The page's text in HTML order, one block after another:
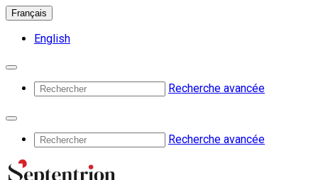
Français
English
Recherche avancée
Recherche avancée